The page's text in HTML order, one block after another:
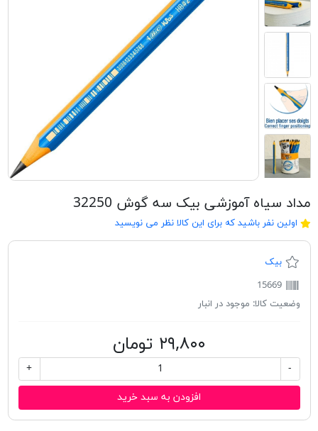
مداد سیاه آموزشی بیک سه گوش 32250
اولین نفر باشید که برای این کالا نظر می نویسید
بیک
15669
وضعیت کالا: موجود در انبار
۲۹,۸۰۰ تومان
-
+
افزودن به سبد خرید